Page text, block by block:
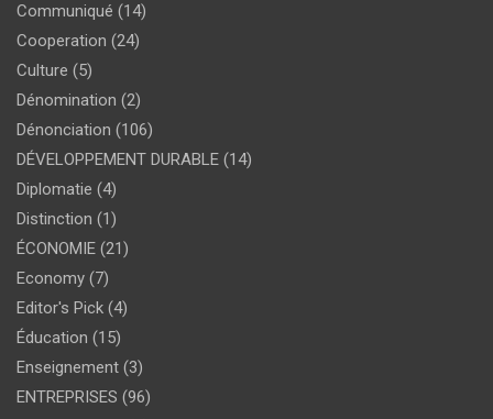
Communiqué (14)
Cooperation (24)
Culture (5)
Dénomination (2)
Dénonciation (106)
DÉVELOPPEMENT DURABLE (14)
Diplomatie (4)
Distinction (1)
ÉCONOMIE (21)
Economy (7)
Editor's Pick (4)
Éducation (15)
Enseignement (3)
ENTREPRISES (96)